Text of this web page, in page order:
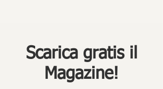
Scarica gratis il
Magazine!